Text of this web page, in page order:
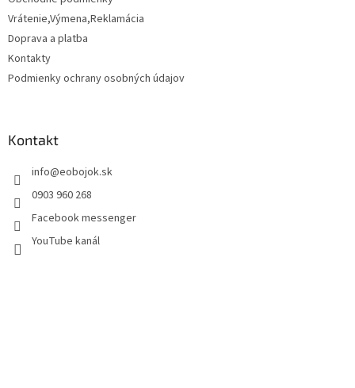
Vrátenie,Výmena,Reklamácia
Doprava a platba
Kontakty
Podmienky ochrany osobných údajov
Kontakt
info@eobojok.sk
0903 960 268
Facebook messenger
YouTube kanál